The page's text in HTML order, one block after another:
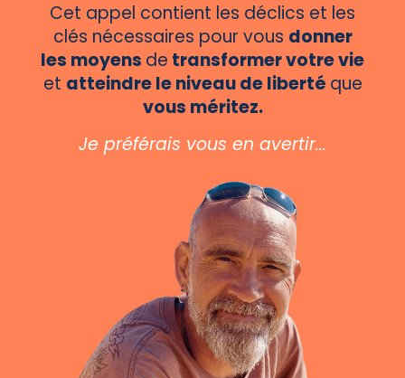
Cet appel contient les déclics et les
clés nécessaires pour vous donner
les moyens de transformer votre vie
et atteindre le niveau de liberté que
vous méritez.
Je préférais vous en avertir...